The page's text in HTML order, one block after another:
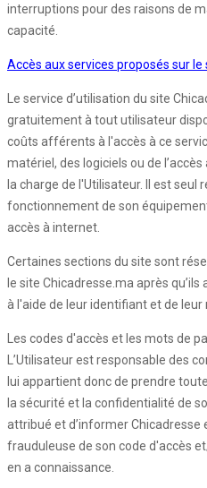
interruptions pour des raisons de
capacité.
Accès aux services proposés sur le
Le service d’utilisation du site
gratuitement à tout utilisateur
coûts afférents à l'accès à ce
matériel, des logiciels ou de
la charge de l'Utilisateur. Il est seul
fonctionnement de son
accès à internet.
Certaines sections du site sont
le site Chicadresse.ma après
à l'aide de leur identifiant et de leur
Les codes d'accès et les mots de
L’Utilisateur est responsable des
lui appartient donc de prendre
la sécurité et la confidentialité de
attribué et d’informer Chicadresse
frauduleuse de son code d'accès
en a connaissance.